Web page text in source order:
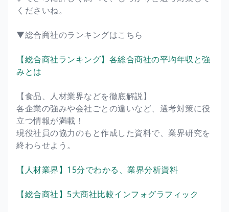
くださいね。
▼総合商社のランキングはこちら
【総合商社ランキング】各総合商社の平均年収と強
みとは
【食品、人材業界などを徹底解説】
各企業の強みや会社ごとの違いなど、選考対策に役
立つ情報が満載！
現役社員の協力のもと作成した資料で、業界研究を
終わらせよう。
【人材業界】15分でわかる、業界分析資料
【総合商社】5大商社比較インフォグラフィック